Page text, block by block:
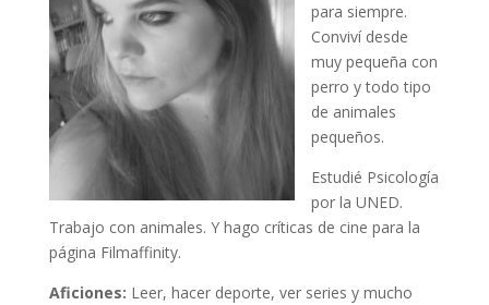
para siempre.
Conviví desde
muy pequeña con
perro y todo tipo
de animales
pequeños.
Estudié Psicología
por la UNED.
Trabajo con animales. Y hago críticas de cine para la
página Filmaffinity.
Aficiones: Leer, hacer deporte, ver series y mucho